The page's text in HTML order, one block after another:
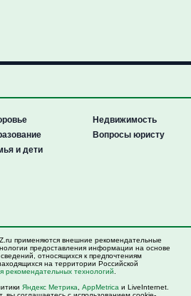
и дети
Недвижимость
Вопросы юристу
применяются внешние рекомендательные
предоставления информации на основе
относящихся к предпочтениям
на территории Российской
рекомендательных технологий
Яндекс Метрика AppMetrica и LiveInternet.